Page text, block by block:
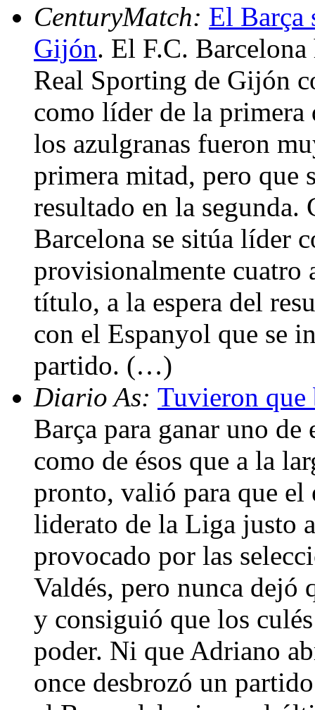
CenturyMatch: El Barça
Gijón. El F.C.
Real Sporting de Gijón
como líder de la
los azulgranas fueron
primera mitad, pero que
resultado en la segunda.
Barcelona se sitúa líder
provisionalmente cuatro
título, a la espera del
con el Espanyol que se
partido. (…)
Diario As: Tuvieron que
Barça para ganar uno
como de ésos que a la
pronto, valió para que el
liderato de la Liga justo
provocado por las
Valdés, pero nunca dejó
y consiguió que los
poder. Ni que Adriano
once desbrozó un